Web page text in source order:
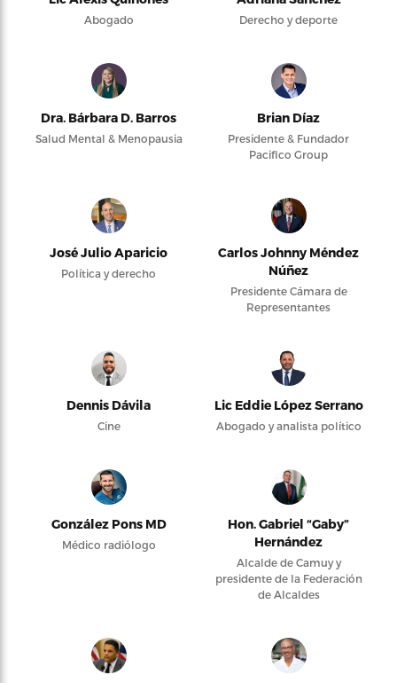
Abogado Derecho y deporte
Dra. Bárbara D. Barros
Salud Mental & Menopausia
Brian Díaz
Presidente & Fundador
Pacifico Group
José Julio Aparicio
Política y derecho
Carlos Johnny Méndez
Núñez
Presidente Cámara de
Representantes
Dennis Dávila
Cine
Lic Eddie López Serrano
Abogado y analista político
González Pons MD
Médico radiólogo
Hon. Gabriel “Gaby”
Hernández
Alcalde de Camuy y
presidente de la Federación
de Alcaldes